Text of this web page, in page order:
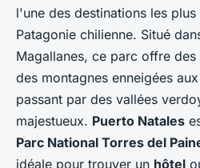
l'une des destinations les
Patagonie chilienne. Situé
Magallanes, ce parc offre
des montagnes enneigées
passant par des vallées
majestueux. Puerto Natales
Parc National Torres del
idéale pour trouver un hôtel